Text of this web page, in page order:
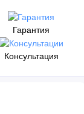
Гарантия
Консультация